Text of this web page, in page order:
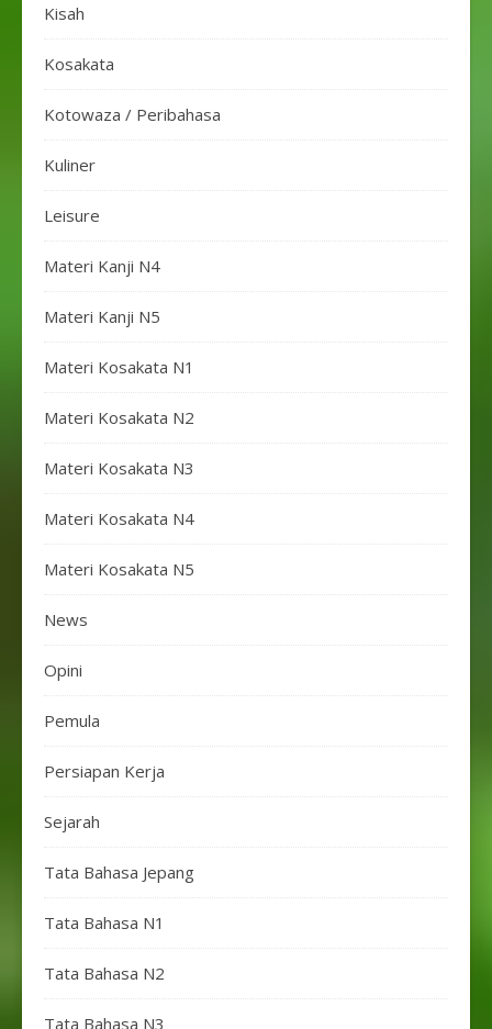
Kisah
Kosakata
Kotowaza / Peribahasa
Kuliner
Leisure
Materi Kanji N4
Materi Kanji N5
Materi Kosakata N1
Materi Kosakata N2
Materi Kosakata N3
Materi Kosakata N4
Materi Kosakata N5
News
Opini
Pemula
Persiapan Kerja
Sejarah
Tata Bahasa Jepang
Tata Bahasa N1
Tata Bahasa N2
Tata Bahasa N3